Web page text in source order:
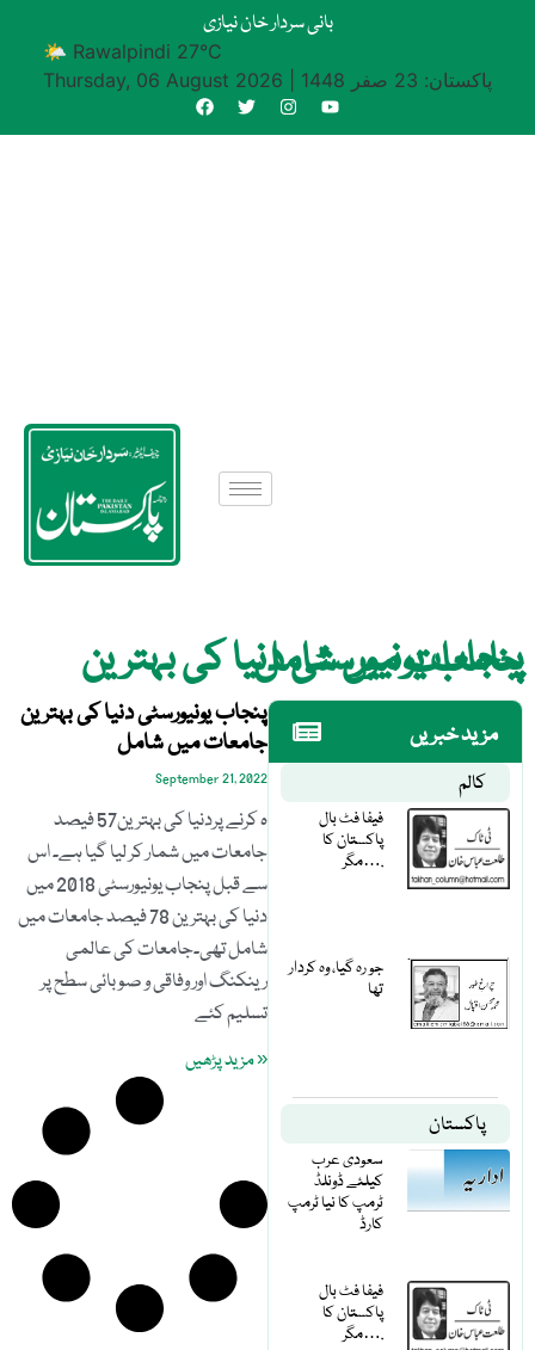
بانی سردار خان نیازی
🌤 Rawalpindi 27°C
Thursday, 06 August 2026
پاکستان: 23 صفر 1448
پنجاب یونیورسٹی دنیا کی بہترین جامعات میں شامل
مزید خبریں
کالم
فیفا فٹ بال
پاکستان کا
مگر….
جو رہ گیا، وہ کردار
تھا
پاکستان
سعودی عرب
کیلئے ڈونلڈ
ٹرمپ کا نیا ٹرمپ
کارڈ
فیفا فٹ بال
پاکستان کا
مگر….
پنجاب یونیورسٹی دنیا کی بہترین
جامعات میں شامل
September 21, 2022
ہ کرنے پردنیا کی بہترین57 فیصد
جامعات میں شمار کر لیا گیا ہے۔ اس
سے قبل پنجاب یونیورسٹی 2018 میں
دنیا کی بہترین 78 فیصد جامعات میں
شامل تھی۔جامعات کی عالمی
رینکنگ اور وفاقی و صوبائی سطح پر
تسلیم کئے
« مزید پڑھیں